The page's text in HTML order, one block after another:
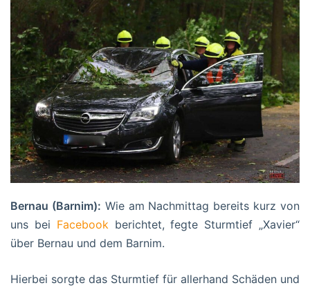
Bernau (Barnim): Wie am Nachmittag bereits kurz von
uns bei Facebookberichtet, fegte Sturmtief „Xavier“
über Bernau und dem Barnim.
Hierbei sorgte das Sturmtief für allerhand Schäden und